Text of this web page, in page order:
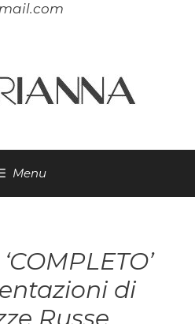
Menu
di
Russe